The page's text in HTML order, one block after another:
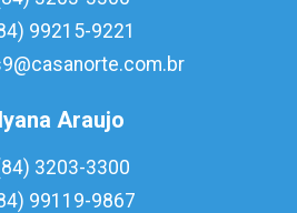
99215-9221
Araujo
3203-3300
99119-9867